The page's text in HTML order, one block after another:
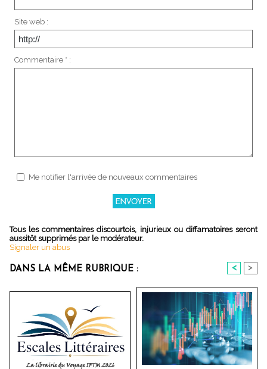
Site web :
Commentaire * :
Me notifier l'arrivée de nouveaux commentaires
Tous les commentaires discourtois, injurieux ou diffamatoires seront
aussitôt supprimés par le modérateur.
Signaler un abus
DANS LA MÊME RUBRIQUE : < >